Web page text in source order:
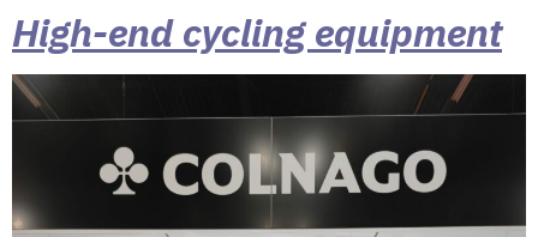
High-end cycling equipment